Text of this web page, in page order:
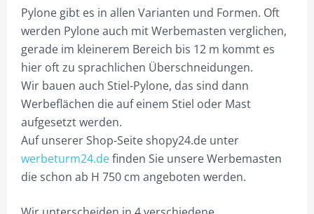
TIP5 REFERENZEN
TIP6 SONDERLÖSUNGEN
TIP7 BAUANTRAG STATIK
TIP8 BESCHRIFTUNGEN
TIP9 GELASERTES ACRYL
Pylone gibt es in allen Varianten und Formen. Oft
werden Pylone auch mit Werbemasten verglichen,
gerade im kleinerem Bereich bis 12 m kommt es
hier oft zu sprachlichen Überschneidungen.
Wir bauen auch Stiel-Pylone, das sind dann
Werbeflächen die auf einem Stiel oder Mast
aufgesetzt werden.
Auf unserer Shop-Seite shopy24.de unter
werbeturm24.definden Sie unsere Werbemasten
die schon ab H 750 cm angeboten werden.